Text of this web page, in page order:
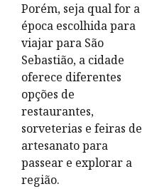
Porém, seja qual for a
época escolhida para
viajar para São
Sebastião, a cidade
oferece diferentes
opções de
restaurantes,
sorveterias e feiras de
artesanato para
passear e explorar a
região.